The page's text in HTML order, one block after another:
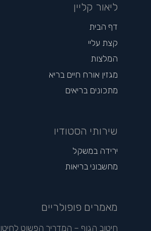
ליאור קליין
דף הבית
קצת עליי
המלצות
מגזין אורח חיים בריא
מתכונים בריאים
שירותי הסטודיו
ירידה במשקל
מחשבוני בריאות
מאמרים פופולריים
חיטוב הגוף – המדריך הפשוט